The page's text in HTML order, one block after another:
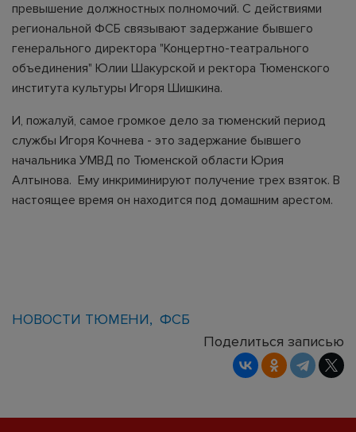
превышение должностных полномочий. С действиями
региональной ФСБ связывают задержание бывшего
генерального директора "Концертно-театрального
объединения" Юлии Шакурской и ректора Тюменского
института культуры Игоря Шишкина.
И, пожалуй, самое громкое дело за тюменский период
службы Игоря Кочнева - это задержание бывшего
начальника УМВД по Тюменской области Юрия
Алтынова. Ему инкриминируют получение трех взяток. В
настоящее время он находится под домашним арестом.
НОВОСТИ ТЮМЕНИ
ФСБ
Поделиться записью